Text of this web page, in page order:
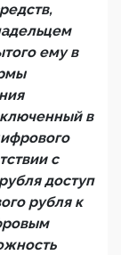
ему в
в
с
доступ
рубля к